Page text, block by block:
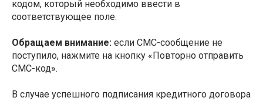
кодом, который необходимо ввести в
соответствующее поле.
Обращаем внимание: если СМС-сообщение не
поступило, нажмите на кнопку «Повторно отправить
СМС-код».
В случае успешного подписания кредитного договора